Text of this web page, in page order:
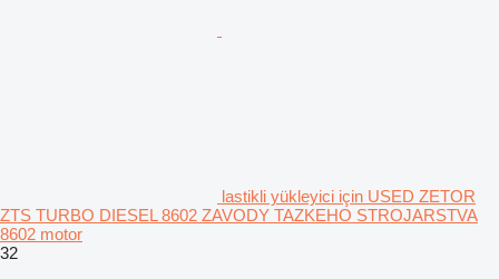
lastikli yükleyici için USED ZETOR
ZTS TURBO DIESEL 8602 ZAVODY TAZKEHO STROJARSTVA
8602 motor
32